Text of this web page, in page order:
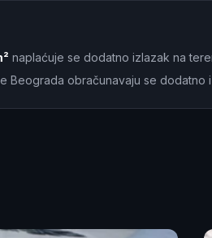
naplaćuje se dodatno izlazak na
Beograda obračunavaju se dodatno i